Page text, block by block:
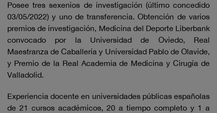
Posee tres sexenios de investigación (último concedido
03/05/2022) y uno de transferencia. Obtención de varios
premios de investigación, Medicina del Deporte Liberbank
convocado por la Universidad de Oviedo, Real
Maestranza de Caballería y Universidad Pablo de Olavide,
y Premio de la Real Academia de Medicina y Cirugía de
Valladolid.
Experiencia docente en universidades públicas españolas
de 21 cursos académicos, 20 a tiempo completo y 1 a